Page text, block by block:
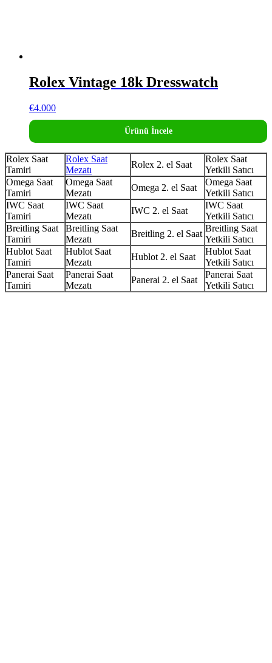
Rolex Vintage 18k Dresswatch
€4.000
Ürünü İncele
Rolex Saat
Tamiri
Rolex Saat
Mezatı
Rolex 2. el Saat
Rolex Saat
Yetkili Satıcı
Omega Saat
Tamiri
Omega Saat
Mezatı
Omega 2. el Saat
Omega Saat
Yetkili Satıcı
IWC Saat
Tamiri
IWC Saat
Mezatı
IWC 2. el Saat
IWC Saat
Yetkili Satıcı
Breitling Saat
Tamiri
Breitling Saat
Mezatı
Breitling 2. el Saat
Breitling Saat
Yetkili Satıcı
Hublot Saat
Tamiri
Hublot Saat
Mezatı
Hublot 2. el Saat
Hublot Saat
Yetkili Satıcı
Panerai Saat
Tamiri
Panerai Saat
Mezatı
Panerai 2. el Saat
Panerai Saat
Yetkili Satıcı